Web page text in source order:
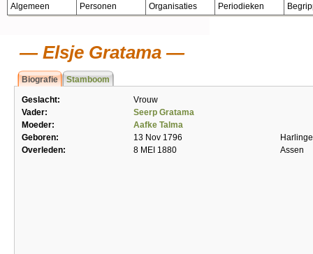
Algemeen Personen Organisaties Periodieken
Elsje Gratama
Biografie Stamboom
Geslacht:
Vrouw
Vader:
Seerp Gratama
Moeder:
Aafke Talma
Geboren:
13 Nov 1796
Overleden:
8 MEI 1880 Assen